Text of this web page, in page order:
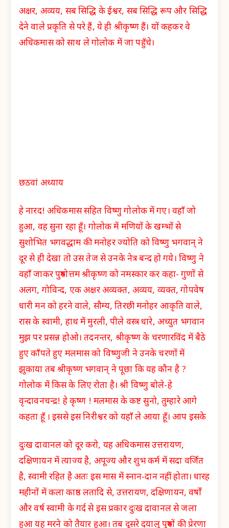
अक्षर, अव्यय, सब सिद्धि के ईश्वर, सब सिद्धि रूप और सिद्धि
देने वाले प्रकृति से परे हैं, ये ही श्रीकृष्ण हैं। यों कहकर वे
अधिकमास को साथ ले गोलोक में जा पहुँचे।
छठवां अध्याय
हे नारद! अधिकमास सहित विष्णु गोलोक में गए। वहाँ जो
हुआ, वह सुना रहा हूँ। गोलोक में मणियों के खम्भों से
सुशोभित भगवद्धाम की मनोहर ज्योति को विष्णु भगवान् ने
दूर से ही देखा तो उस तेज से उनके नेत्र बन्द हो गये। विष्णु ने
वहाँ जाकर पुरुषोत्तम श्रीकृष्ण को नमस्कार कर कहा- गुणों से
अलग, गोविन्द, एक अक्षर अव्यक्त, अव्यय, व्यक्त, गोपवेष
धारी मन को हरने वाले, सौम्य, तिरछी मनोहर आकृति वाले,
रास के स्वामी, हाथ में मुरली, पीले वस्त्र धारे, अच्युत भगवान
मुझ पर प्रसन्न होओ। तदनन्तर, श्रीकृष्ण के चरणारविंद में बैठे
हुए काँपते हुए मलमास को विष्णुजी ने उनके चरणों में
झुकाया तब श्रीकृष्ण भगवान् ने पूछा कि यह कौन है ?
गोलोक में किस के लिए रोता है। श्री विष्णु बोले-हे
वृन्दावनचन्द्र! हे कृष्ण ! मलमास के कष्ट सुनो, तुम्हारे आगे
कहता हूँ । इससे इस निरीश्वर को यहाँ ले आया हूँ। आप इसके
दुःख दावानल को दूर करो, यह अधिकमास उत्तरायण,
दक्षिणायन में त्याज्य है, अपूज्य और शुभ कर्म में सदा वर्जित
है, स्वामी रहित है अतः इस मास में स्नान-दान नहीं होता। धारह
महीनों में कला काष्ठ लतादि से, उत्तरायण, दक्षिणायन, वर्षों
और वर्ष स्वामी के गर्द से इस प्रकार दुःख दावानल से जला
हुआ यह मरने को तैयार हुआ। तब दूसरे दयालु पुरुषों की प्रेरणा